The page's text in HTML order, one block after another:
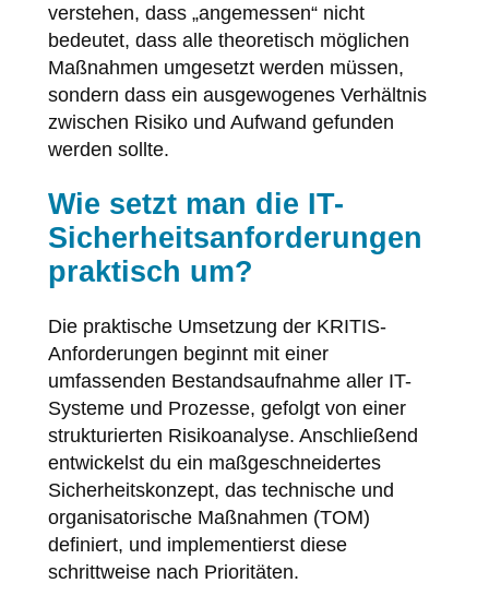
verstehen, dass „angemessen“ nicht
bedeutet, dass alle theoretisch möglichen
Maßnahmen umgesetzt werden müssen,
sondern dass ein ausgewogenes Verhältnis
zwischen Risiko und Aufwand gefunden
werden sollte.
Wie setzt man die IT-
Sicherheitsanforderungen
praktisch um?
Die praktische Umsetzung der KRITIS-
Anforderungen beginnt mit einer
umfassenden Bestandsaufnahme aller IT-
Systeme und Prozesse, gefolgt von einer
strukturierten Risikoanalyse. Anschließend
entwickelst du ein maßgeschneidertes
Sicherheitskonzept, das technische und
organisatorische Maßnahmen (TOM)
definiert, und implementierst diese
schrittweise nach Prioritäten.